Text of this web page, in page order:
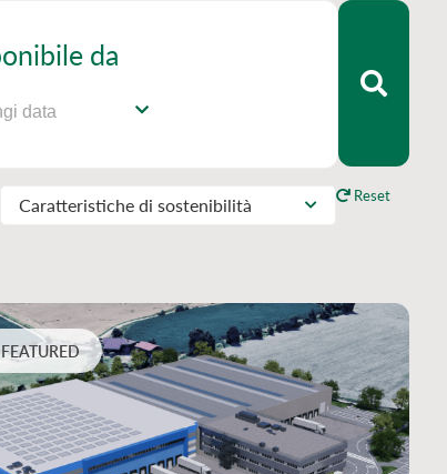
da
Caratteristiche di sostenibilità Reset
FEATURED